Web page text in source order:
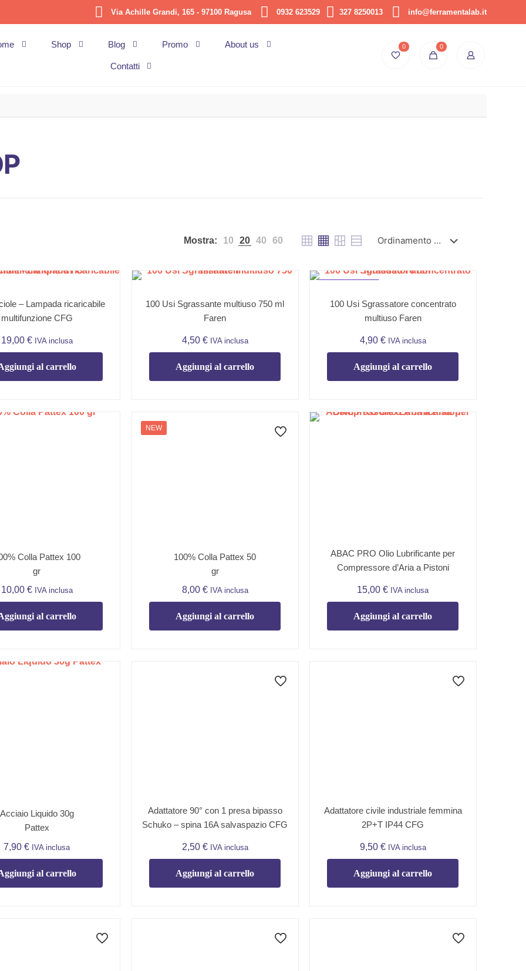
Via Achille Grandi, 165 - 97100 Ragusa 0932 623529 327 8250013 info@ferramentalab.it
Shop Blog Promo About us
Contatti
0 0
Mostra: 10 20 40 60
– Lampada ricaricabile
multifunzione CFG
19,00 € IVA inclusa
al carrello
100 Usi Sgrassante multiuso 750 ml
Faren
4,50 € IVA inclusa
Aggiungi al carrello
100 Usi Sgrassatore concentrato
multiuso Faren
4,90 € IVA inclusa
Aggiungi al carrello
Colla Pattex 100
gr
10,00 € IVA inclusa
al carrello
NEW
100% Colla Pattex 50
gr
8,00 € IVA inclusa
Aggiungi al carrello
ABAC PRO Olio Lubrificante per
Compressore d’Aria a Pistoni
15,00€ IVA inclusa
Aggiungi al carrello
Acciaio Liquido 30g
Pattex
7,90€ IVA inclusa
al carrello
Adattatore 90° con 1 presa bipasso
Schuko – spina 16A salvaspazio CFG
2,50 € IVA inclusa
Aggiungi al carrello
Adattatore civile industriale femmina
2P+T IP44 CFG
9,50 € IVA inclusa
Aggiungi al carrello